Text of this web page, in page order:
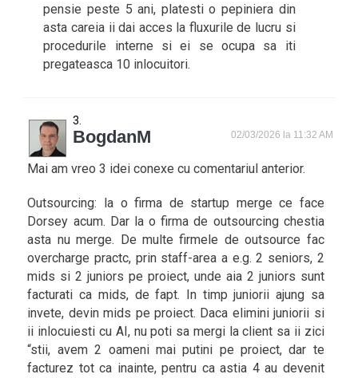
pensie peste 5 ani, platesti o pepiniera din
asta careia ii dai acces la fluxurile de lucru si
procedurile interne si ei se ocupa sa iti
pregateasca 10 inlocuitori.
BogdanM 02/03/2026 la 11:32 AM
Mai am vreo 3 idei conexe cu comentariul anterior.
Outsourcing: la o firma de startup merge ce face
Dorsey acum. Dar la o firma de outsourcing chestia
asta nu merge. De multe firmele de outsource fac
overcharge practc, prin staff-area a e.g. 2 seniors, 2
mids si 2 juniors pe proiect, unde aia 2 juniors sunt
facturati ca mids, de fapt. In timp juniorii ajung sa
invete, devin mids pe proiect. Daca elimini juniorii si
ii inlocuiesti cu AI, nu poti sa mergi la client sa ii zici
“stii, avem 2 oameni mai putini pe proiect, dar te
facturez tot ca inainte, pentru ca astia 4 au devenit